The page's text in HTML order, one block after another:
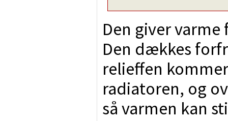
Den giver
Den dækkes
relieffen
radiatoren, og
så varmen kan